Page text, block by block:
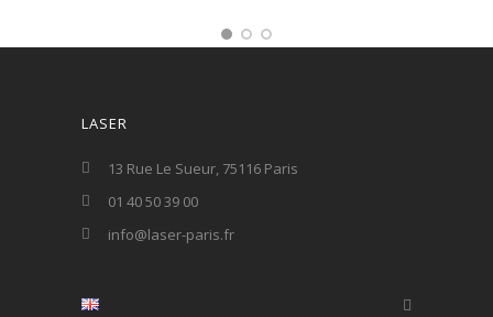
LASER
13 Rue Le Sueur, 75116 Paris
01 40 50 39 00
info@laser-paris.fr